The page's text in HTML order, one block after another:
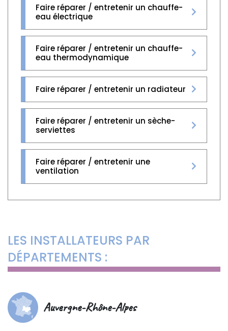
Faire réparer / entretenir un chauffe-
eau électrique
Faire réparer / entretenir un chauffe-
eau thermodynamique
Faire réparer / entretenir un radiateur
Faire réparer / entretenir un sèche-
serviettes
Faire réparer / entretenir une
ventilation
LES INSTALLATEURS PAR
DÉPARTEMENTS :
Auvergne-Rhône-Alpes